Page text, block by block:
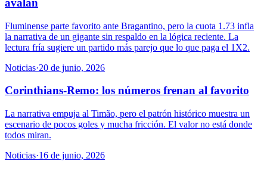
avalan
Fluminense parte favorito ante Bragantino, pero la cuota 1.73 infla
la narrativa de un gigante sin respaldo en la lógica reciente. La
lectura fría sugiere un partido más parejo que lo que paga el 1X2.
Noticias·20 de junio, 2026
Corinthians-Remo: los números frenan al favorito
La narrativa empuja al Timão, pero el patrón histórico muestra un
escenario de pocos goles y mucha fricción. El valor no está donde
todos miran.
Noticias·16 de junio, 2026